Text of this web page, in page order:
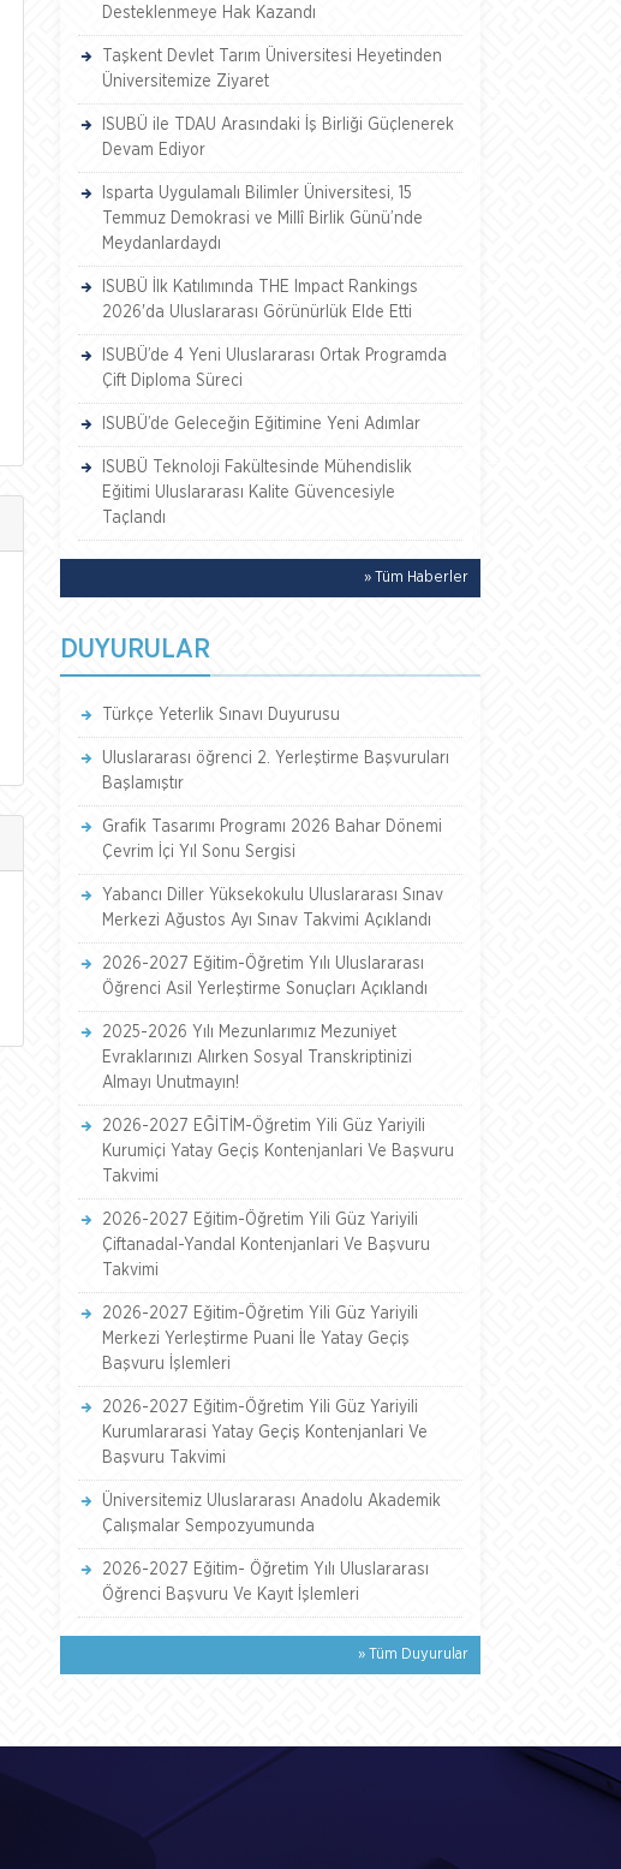
Desteklenmeye Hak Kazandı
Taşkent Devlet Tarım Üniversitesi Heyetinden
Üniversitemize Ziyaret
ISUBÜ ile TDAU Arasındaki İş Birliği Güçlenerek
Devam Ediyor
Isparta Uygulamalı Bilimler Üniversitesi, 15
Temmuz Demokrasi ve Millî Birlik Günü’nde
Meydanlardaydı
ISUBÜ İlk Katılımında THE Impact Rankings
2026'da Uluslararası Görünürlük Elde Etti
ISUBÜ’de 4 Yeni Uluslararası Ortak Programda
Çift Diploma Süreci
ISUBÜ’de Geleceğin Eğitimine Yeni Adımlar
ISUBÜ Teknoloji Fakültesinde Mühendislik
Eğitimi Uluslararası Kalite Güvencesiyle
Taçlandı
» Tüm Haberler
DUYURULAR
Türkçe Yeterlik Sınavı Duyurusu
Uluslararası öğrenci 2. Yerleştirme Başvuruları
Başlamıştır
Grafik Tasarımı Programı 2026 Bahar Dönemi
Çevrim İçi Yıl Sonu Sergisi
Yabancı Diller Yüksekokulu Uluslararası Sınav
Merkezi Ağustos Ayı Sınav Takvimi Açıklandı
2026-2027 Eğitim-Öğretim Yılı Uluslararası
Öğrenci Asil Yerleştirme Sonuçları Açıklandı
2025-2026 Yılı Mezunlarımız Mezuniyet
Evraklarınızı Alırken Sosyal Transkriptinizi
Almayı Unutmayın!
2026-2027 EĞİTİM-Öğretim Yili Güz Yariyili
Kurumiçi Yatay Geçiş Kontenjanlari Ve Başvuru
Takvimi
2026-2027 Eğitim-Öğretim Yili Güz Yariyili
Çiftanadal-Yandal Kontenjanlari Ve Başvuru
Takvimi
2026-2027 Eğitim-Öğretim Yili Güz Yariyili
Merkezi Yerleştirme Puani İle Yatay Geçiş
Başvuru İşlemleri
2026-2027 Eğitim-Öğretim Yili Güz Yariyili
Kurumlararasi Yatay Geçiş Kontenjanlari Ve
Başvuru Takvimi
Üniversitemiz Uluslararası Anadolu Akademik
Çalışmalar Sempozyumunda
2026-2027 Eğitim- Öğretim Yılı Uluslararası
Öğrenci Başvuru Ve Kayıt İşlemleri
» Tüm Duyurular